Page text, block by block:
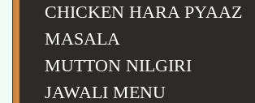
CHICKEN HARA PYAAZ
MASALA
MUTTON NILGIRI
JAWALI MENU